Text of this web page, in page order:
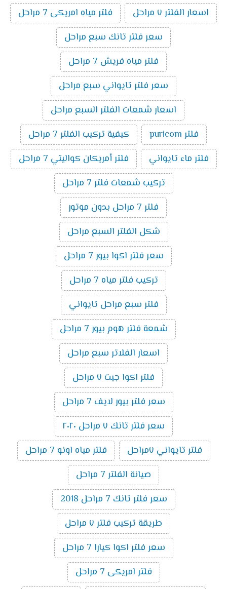
اسعار الفلتر ٧ مراحل
فلتر مياه امريكى 7 مراحل
سعر فلتر تانك سبع مراحل
فلتر مياه فريش 7 مراحل
سعر فلتر تايواني سبع مراحل
اسعار شمعات الفلتر السبع مراحل
فلتر puricom
كيفية تركيب الفلتر 7 مراحل
فلتر ماء تايواني
فلتر أمريكان كواليتي 7 مراحل
تركيب شمعات فلتر 7 مراحل
فلتر 7 مراحل بدون موتور
شكل الفلتر السبع مراحل
سعر فلتر اكوا بيور 7 مراحل
تركيب فلتر مياه 7 مراحل
فلتر سبع مراحل تايواني
شمعة فلتر هوم بيور 7 مراحل
اسعار الفلاتر سبع مراحل
فلتر اكوا جيت ٧ مراحل
سعر فلتر بيور لايف 7 مراحل
سعر فلتر تانك ٧ مراحل ٢٠٢٠
فلتر تايواني ٧مراحل
فلتر مياه اونو 7 مراحل
صيانة الفلتر 7 مراحل
سعر فلتر تانك 7 مراحل 2018
طريقة تركيب فلتر ٧ مراحل
سعر فلتر اكوا كيارا 7 مراحل
فلتر امريكى 7 مراحل